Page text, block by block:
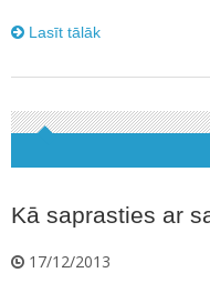
Lasīt tālāk
Kā saprasties ar
17/12/2013